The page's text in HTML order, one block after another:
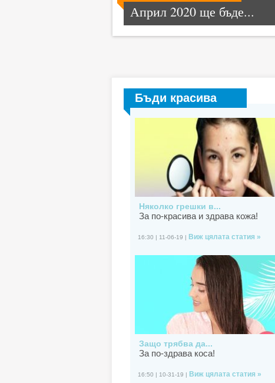
Април 2020 ще бъде...
Бъди красива
Няколко грешки в...
За по-красива и здрава кожа!
16:30 | 11-06-19 | Виж цялата статия »
Защо трябва да...
За по-здрава коса!
16:50 | 10-31-19 | Виж цялата статия »